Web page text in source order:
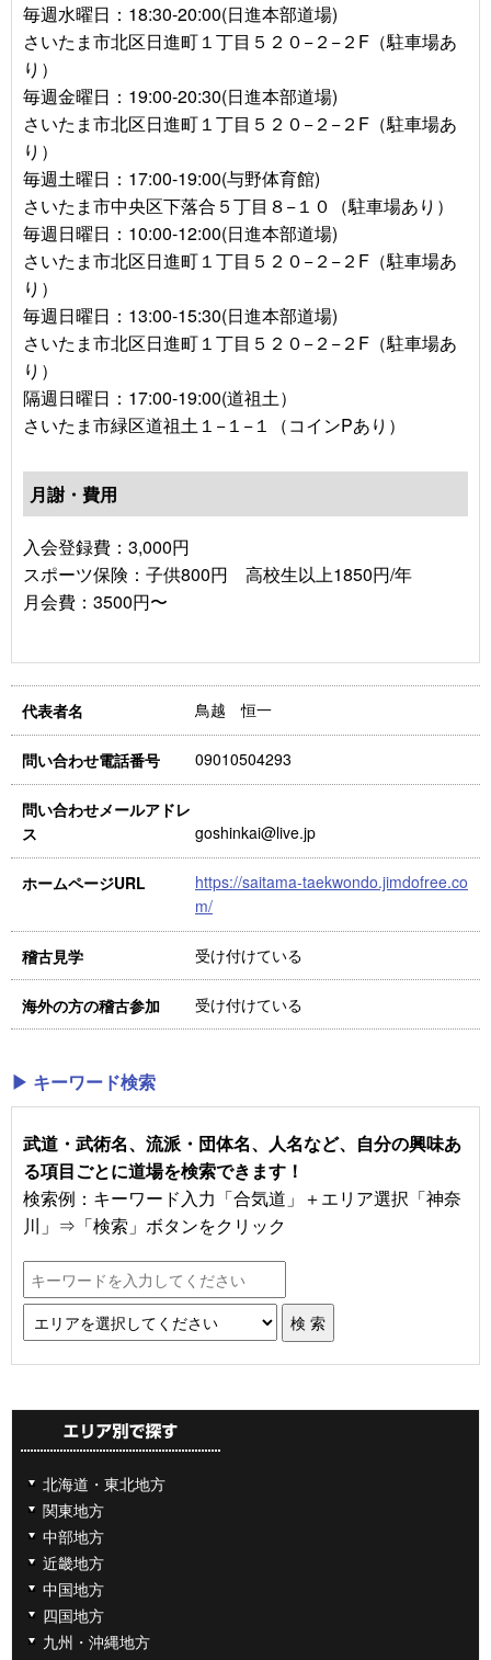
毎週水曜日：18:30-20:00(日進本部道場)
さいたま市北区日進町１丁目５２０−２−２F（駐車場あ
り）
毎週金曜日：19:00-20:30(日進本部道場)
さいたま市北区日進町１丁目５２０−２−２F（駐車場あ
り）
毎週土曜日：17:00-19:00(与野体育館)
さいたま市中央区下落合５丁目８−１０（駐車場あり）
毎週日曜日：10:00-12:00(日進本部道場)
さいたま市北区日進町１丁目５２０−２−２F（駐車場あ
り）
毎週日曜日：13:00-15:30(日進本部道場)
さいたま市北区日進町１丁目５２０−２−２F（駐車場あ
り）
隔週日曜日：17:00-19:00(道祖土）
さいたま市緑区道祖土１−１−１（コインPあり）
月謝・費用
入会登録費：3,000円
スポーツ保険：子供800円 高校生以上1850円/年
月会費：3500円〜
代表者名 鳥越 恒一
問い合わせ電話番号 09010504293
問い合わせメールアドレ
ス
goshinkai@live.jp
ホームページURL
https://saitama-taekwondo.jimdofree.co
m/
稽古見学 受け付けている
海外の方の稽古参加 受け付けている
▶ キーワード検索
武道・武術名、流派・団体名、人名など、自分の興味あ
る項目ごとに道場を検索できます！
検索例：キーワード入力「合気道」＋エリア選択「神奈
川」⇒「検索」ボタンをクリック
北海道・東北地方
関東地方
中部地方
近畿地方
中国地方
四国地方
九州・沖縄地方